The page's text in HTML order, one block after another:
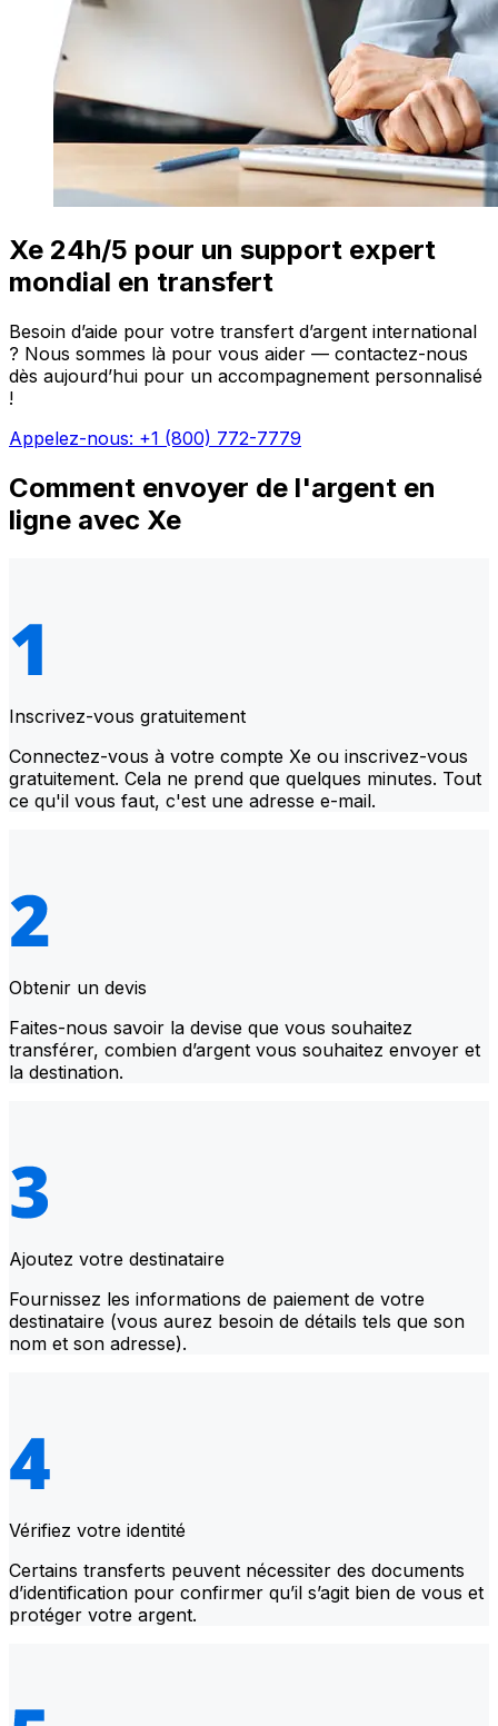
Xe 24h/5 pour un support expert
mondial en transfert
Besoin d’aide pour votre transfert d’argent international
? Nous sommes là pour vous aider — contactez-nous
dès aujourd’hui pour un accompagnement personnalisé
!
Appelez-nous: +1 (800) 772-7779
Comment envoyer de l'argent en
ligne avec Xe
Inscrivez-vous gratuitement
Connectez-vous à votre compte Xe ou inscrivez-vous
gratuitement. Cela ne prend que quelques minutes. Tout
ce qu'il vous faut, c'est une adresse e-mail.
Obtenir un devis
Faites-nous savoir la devise que vous souhaitez
transférer, combien d’argent vous souhaitez envoyer et
la destination.
Ajoutez votre destinataire
Fournissez les informations de paiement de votre
destinataire (vous aurez besoin de détails tels que son
nom et son adresse).
Vérifiez votre identité
Certains transferts peuvent nécessiter des documents
d’identification pour confirmer qu’il s’agit bien de vous et
protéger votre argent.